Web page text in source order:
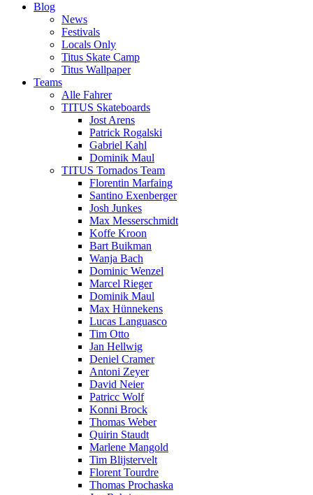
Blog
News
Festivals
Locals Only
Titus Skate Camp
Titus Wallpaper
Teams
Alle Fahrer
TITUS Skateboards
Jost Arens
Patrick Rogalski
Gabriel Kahl
Dominik Maul
TITUS Tornados Team
Florentin Marfaing
Santino Exenberger
Josh Junkes
Max Messerschmidt
Koffe Kroon
Bart Buikman
Wanja Bach
Dominic Wenzel
Marcel Rieger
Dominik Maul
Max Hünnekens
Lucas Languasco
Tim Otto
Jan Hellwig
Deniel Cramer
Antoni Zeyer
David Neier
Patricc Wolf
Konni Brock
Thomas Weber
Quirin Staudt
Marlene Mangold
Tim Blijstervelt
Florent Tourdre
Thomas Prochaska